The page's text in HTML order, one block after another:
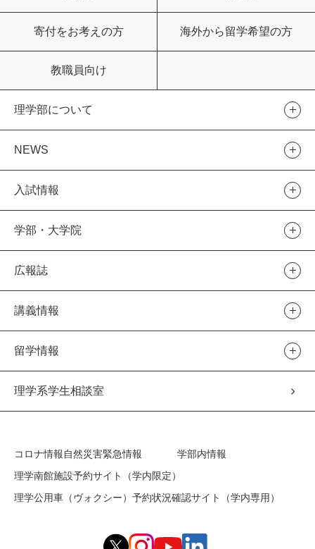
寄付をお考えの方 海外から留学希望の方
教職員向け
理学部について
NEWS
入試情報
学部・大学院
広報誌
講義情報
留学情報
理学系学生相談室
コロナ情報自然災害緊急情報
学部内情報
理学南館施設予約サイト（学内限定）
理学公用車（ヴォクシー）予約状況確認サイト（学内専用）